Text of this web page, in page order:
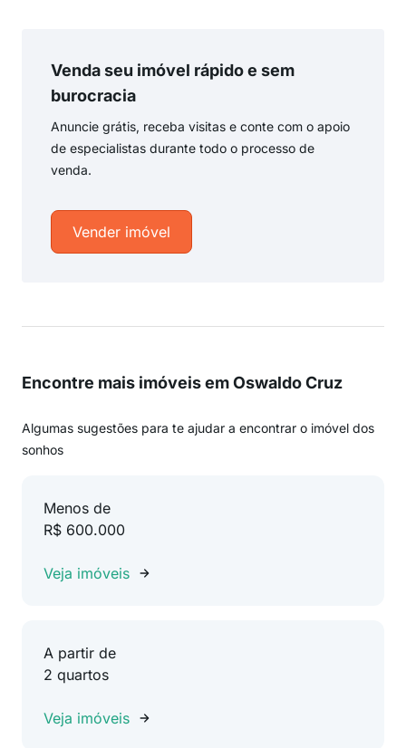
Venda seu imóvel rápido e sem
burocracia
Anuncie grátis, receba visitas e conte com o apoio
de especialistas durante todo o processo de
venda.
Vender imóvel
Encontre mais imóveis em Oswaldo Cruz
Algumas sugestões para te ajudar a encontrar o imóvel dos
sonhos
Menos de
R$ 600.000
Veja imóveis
A partir de
2 quartos
Veja imóveis